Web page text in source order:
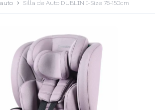
Silla de Auto DUBLIN I-Size 76-150cm